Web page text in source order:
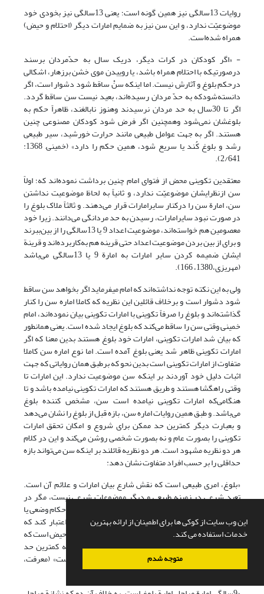
این وب سایت از کوکی ها برای اطمینان از ارائه بهترین
خدمات استفاده می کند.
متوجه شدم
روایات 13سالگی نیز همین گونه است؛ یعنی 13سالگی نیز بخودی خود
موضوعیّت ندارد، و این سن نیز به ضمایم امارات دیگر (احتلام و حیض)
همراه شده‌است.
- «اگر کودکان در کرات دیگر، دریک سال به حدّمردان برسند
درصورتیکه با احتلام همراه باشد، یا روییدن موی خشن برزهار، اشکالی
درحکم بلوغ و آثارش نیست. اما اینکه سنْ ساقط شود دشوار است، اگر
دانسته‌شودکه به حدّ مردان رسیده‌اند، بعید نیست سن ساقط گردد.
اگر تا 30سال به حد مردان نرسیدند وهنوز نابالغند، ظاهراً حکم به
بلوغشان نمی‌شود وهمچنین اگر فرض شود کودکان مصنوعی چنین
هستند. اگر به جهت عوامل طبیعی مانند حرارت خورشید، سیر طبیعی
رشد و بلوغ کُند یا سریع شود، همین حکم را دارد» (خمینی, 1368:
2/641).
معتقدین تکوینی محض از فتوای امام چنین برداشت نموده‌اند که؛ اولاً
سن ازنظرایشان موضوعیّت ندارد، و ثانیاً به لحاظ موضوعیت نداشتن
سن، امارة سن را درکنار سایرامارات قرار می‌دهند. و ثالثاً ملاک بلوغ را
در صورت نبود سایرامارات، رسیدن به حد مردانگی می‌دانند. زیرا خود
معصومین هم خواسته‌اند، موضوعیت اعداد 9 یا 13سالگی را از بین‌ببرند
و برای از بین بردن موضوعیت اعداد حتی قرینه هم به‌کاربرده‌اند و قرینة
ایشان ضمیمه کردن سایر امارات به امارة 9 یا 13سالگی می‌باشد
(مهریزی،1380، 166).
ولی به این نکته توجه نداشته‌اند که امام میفرماید اگر بخواهد سن ساقط
شود دشوار است و برخلاف قائلین این نظریه که کاملا اماره سن را کنار
گذاشته‌اند و بلوغ را صرفاً تکوینی با امارات تکوینی بیان نموده‌اند، امام
خمینی وقتی سن را ساقط می‌‌کند که بلوغ ایجاد شده است. یعنی همانطور
که بیان شد امارات تکوینی، امارات خود بلوغ هستند بدین معنا که اگر
امارات تکوینی ظاهر شد یعنی بلوغ آمده است. اما نوع اماره سن کاملا
متفاوت از امارات تکوینی است بدین نحو که برطبق همان روایاتی که جهت
اثبات دلیل خود آوردند بر اینکه سن موضوعیت ندارد. این امارات تا
وقتی راهگشا هستند و طریق هستند که امارات تکوینی نیامده باشد و تا
هنگامی‌‌که امارات تکوینی نیامده است سن، مشخص کننده بلوغ
می‌باشد. و طبق همین روایات اماره سن، بازه قبل از بلوغ را نشان می‌‌دهد
و بعبارت دیگر کمترین حد ممکن برای شروع و امکان تحقق امارات
تکوینی را بصورت عام و نه بصورت شخصی روشن می‌‌کند و این در کلام
هر دو نظریه مشهود است. هر دو نظریه قائلند بر اینکه سن می‌‌تواند بازه
حداقلی را بر حسب افراد متفاوت نشان دهد:
«بلوغ، امری طبیعی است که نقش شارع بیان امارات و علائم آن است.
تعبد شرعی در زمینه طبیعی و دیگر موضوعات شرعی نیست، مگر در
باب عبادات. لذا در ابواب فقهی غیرعبادی، کار شارع بیان احکام وضعی یا
تکلیفی در موضوعات خارجیه است، مگر قید یا شرطی اعتبار کند که
درحکم شرعی، دخالت دارد. معیار اصلی دربلوغ دختران، حیض است که
معادل احتلام درپسران است و مطرح شدن سن، ناظر به کمترین حد
ممکن برای تحقق حیض دردختران و احتلام درپسران است» (معرفت،
همان)